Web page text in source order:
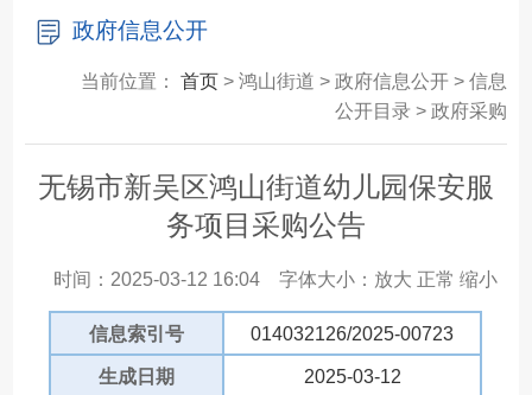
政府信息公开
当前位置： 首页> 鸿山街道 > 政府信息公开 > 信息
公开目录 > 政府采购
无锡市新吴区鸿山街道幼儿园保安服
务项目采购公告
时间：2025-03-12 16:04 字体大小： 放大 正常 缩小
信息索引号 014032126/2025-00723
生成日期 2025-03-12